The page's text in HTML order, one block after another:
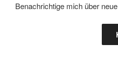
Benachrichtige mich über